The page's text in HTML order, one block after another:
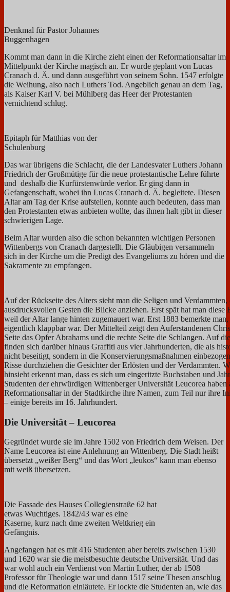
Denkmal für Pastor Johannes
Buggenhagen
Kommt man dann in die Kirche zieht einen der Reformationsaltar im
Mittelpunkt der Kirche magisch an. Er wurde geplant von Lucas
Cranach d. Ä. und dann ausgeführt von seinem Sohn. 1547 erfolgte
die Weihung, also nach Luthers Tod. Angeblich genau an dem Tag,
als Kaiser Karl V. bei Mühlberg das Heer der Protestanten
vernichtend schlug.
Epitaph für Matthias von der
Schulenburg
Das war übrigens die Schlacht, die der Landesvater Luthers Johann
Friedrich der Großmütige für die neue protestantische Lehre führte
und deshalb die Kurfürstenwürde verlor. Er ging dann in
Gefangenschaft, wobei ihn Lucas Cranach d. Ä. begleitete. Diesen
Altar am Tag der Krise aufstellen, konnte auch bedeuten, dass man
den Protestanten etwas anbieten wollte, das ihnen halt gibt in dieser
schwierigen Lage.
Beim Altar wurden also die schon bekannten wichtigen Personen
Wittenbergs von Cranach dargestellt. Die Gläubigen versammeln
sich in der Kirche um die Predigt des Evangeliums zu hören und die
Sakramente zu empfangen.
Auf der Rückseite des Alters sieht man die Seligen und Verdammten,
ausdrucksvollen Gesten die Blicke anziehen. Erst spät hat man diese
weil der Altar lange hinten zugemauert war. Erst 1883 bemerkte
eigentlich klappbar war. Der Mittelteil zeigt den Auferstandenen
Seite das Opfer Abrahams und die rechte Seite die Schlangen. Auf
finden sich darüber hinaus Graffiti aus vier Jahrhunderten, die als
nicht beseitigt, sondern in die Konservierungsmaßnahmen
Risse durchziehen die Gesichter der Erlösten und der Verdammten.
hinsieht erkennt man, dass es sich um eingeritzte Buchstaben und
Studenten der ehrwürdigen Wittenberger Universität Leucorea haben
Reformationsaltar in der Stadtkirche ihre Namen, zum Teil nur ihre
– einige bereits im 16. Jahrhundert.
Die Universität – Leucorea
Gegründet wurde sie im Jahre 1502 von Friedrich dem Weisen. Der
Name Leucorea ist eine Anlehnung an Wittenberg. Die Stadt heißt
übersetzt „weißer Berg“ und das Wort „leukos“ kann man ebenso
mit weiß übersetzen.
Die Fassade des Hauses Collegienstraße 62 hat
etwas Wuchtiges. 1842/43 war es eine
Kaserne, kurz nach dme zweiten Weltkrieg ein
Gefängnis.
Angefangen hat es mit 416 Studenten aber bereits zwischen 1530
und 1620 war sie die meistbesuchte deutsche Universität. Und das
war wohl auch ein Verdienst von Martin Luther, der ab 1508
Professor für Theologie war und dann 1517 seine Thesen anschlug
und die Reformation einläutete. Er lockte die Studenten an, wie das